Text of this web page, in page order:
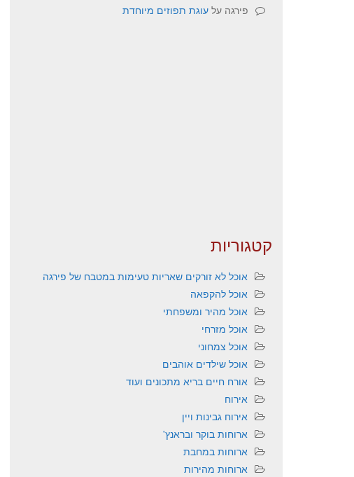
פירגה על עוגת תפוזים מיוחדת
קטגוריות
אוכל לא זורקים שאריות טעימות במטבח של פירגה
אוכל להקפאה
אוכל מהיר ומשפחתי
אוכל מזרחי
אוכל צמחוני
אוכל שילדים אוהבים
אורח חיים בריא מתכונים ועוד
אירוח
אירוח גבינות ויין
ארוחות בוקר ובראנץ'
ארוחות במחבת
ארוחות מהירות